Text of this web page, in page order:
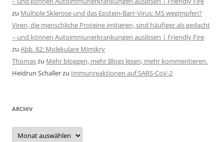
zu Multiple Sklerose und das Epstein-Barr-Virus: MS wegimpfen?
Viren, die menschliche Proteine imitieren, sind häufiger als gedacht
– und können Autoimmunerkrankungen auslösen | Friendly Fire
zu Abb. 82: Molekulare Mimikry
Thomaszu Mehr bloggen, mehr Blogs lesen, mehr kommentieren.
Heidrun Schallerzu Immunreaktionen auf SARS-CoV-2
ARCHIV
Archiv